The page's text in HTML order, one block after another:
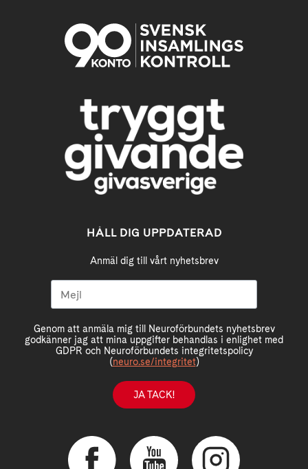
HÅLL DIG UPPDATERAD
Anmäl dig till vårt nyhetsbrev
Genom att anmäla mig till Neuroförbundets nyhetsbrev
godkänner jag att mina uppgifter behandlas i enlighet med
GDPR och Neuroförbundets integritetspolicy
(neuro.se/integritet)
JA TACK!